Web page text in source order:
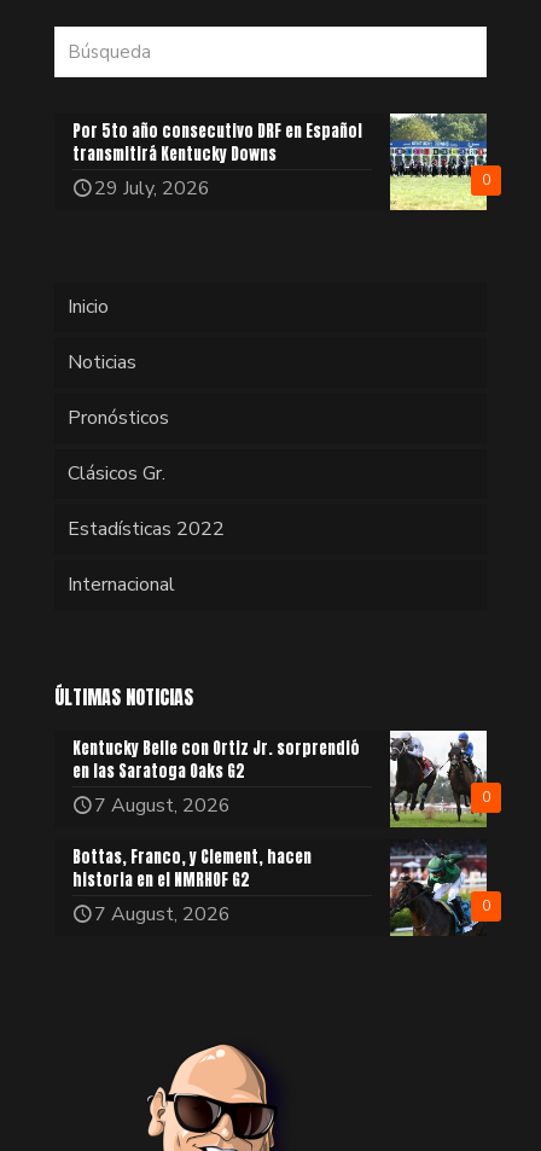
0
Por 5to año consecutivo DRF en Español
transmitirá Kentucky Downs
29 July, 2026
Inicio
Noticias
Pronósticos
Clásicos Gr.
Estadísticas 2022
Internacional
ÚLTIMAS NOTICIAS
0
Kentucky Belle con Ortiz Jr. sorprendió
en las Saratoga Oaks G2
7 August, 2026
0
Bottas, Franco, y Clement, hacen
historia en el NMRHOF G2
7 August, 2026